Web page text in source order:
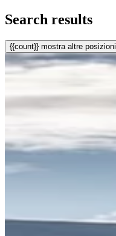
Search results
{{count}} mostra altre posizioni